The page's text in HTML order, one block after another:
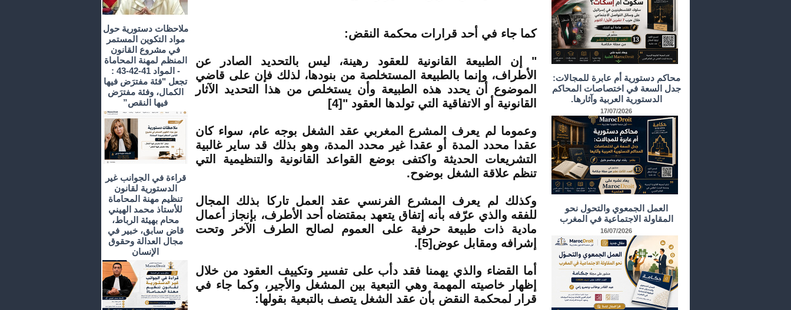
ملاحظات دستورية حول
مواد التكوين المستمر
في مشروع القانون
المنظم لمهنة المحاماة
- المواد 41-42-43 :
تجعل "فئة مفترَض فيها
الكمال، وفئة مفترَض
فيها النقص”
قراءة في الجوانب غير
الدستورية لقانون
تنظيم مهنة المحاماة
للأستاذ محمد الهيني
محام بهيئة الرباط،
قاض سابق، خبير في
مجال العدالة وحقوق
الإنسان
كما جاء في أحد قرارات محكمة النقض:
" إن الطبيعة القانونية للعقود رهينة، ليس بالتحديد الصادر عن
الأطراف، وإنما بالطبيعة المستخلصة من بنودها، لذلك فإن على قاضي
الموضوع أن يحدد هذه الطبيعة وأن يستخلص من هذا التحديد الآثار
القانونية أو الاتفاقية التي تولدها العقود " [4]
وعموما لم يعرف المشرع المغربي عقد الشغل بوجه عام، سواء كان
عقدا محدد المدة أو عقدا غير محدد المدة، وهو بذلك قد ساير غالبية
التشريعات الحديثة واكتفى بوضع القواعد القانونية والتنظيمية التي
تنظم علاقة الشغل بوضوح.
وكذلك لم يعرف المشرع الفرنسي عقد العمل تاركا بذلك المجال
للفقه والذي عرّفه بأنه إتفاق يتعهد بمقتضاه أحد الأطرف، بإنجاز أعمال
مادية ذات طبيعة حرفية على العموم لصالح الطرف الآخر وتحت
إشرافه ومقابل عوض [5]
.
أما القضاء والذي يهمنا فقد دأب على تفسير وتكييف العقود من خلال
إظهار خاصيته المهمة وهي التبعية بين المشغل والأجير، وكما جاء في
قرار لمحكمة النقض بأن عقد الشغل يتصف بالتبعية بقولها:
محاكم دستورية أم عابرة للمجالات:
جدل السعة في اختصاصات المحاكم
الدستورية العربية وآثارها.
17/07/2026
العمل الجمعوي والتحول نحو
المقاولة الاجتماعية في المغرب
16/07/2026